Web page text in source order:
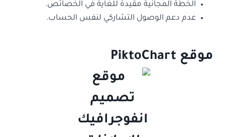
الخطة المجانية مقيدة للغاية في الخصائص.
عدم دعم الوصول التشاركي لنفس الحساب.
موقع PiktoChart